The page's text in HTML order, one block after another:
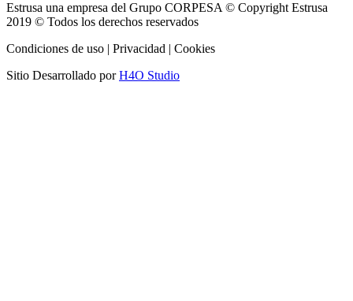
Estrusa una empresa del Grupo CORPESA © Copyright Estrusa
2019 © Todos los derechos reservados
Condiciones de uso | Privacidad | Cookies
Sitio Desarrollado porH4O Studio